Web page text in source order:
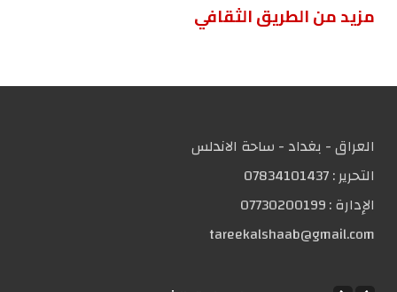
مزید من الطریق الثقافي
العراق - بغداد - ساحة الاندلس
التحریر :07834101437
الإدارة :07730200199
tareekalshaab@gmail.com